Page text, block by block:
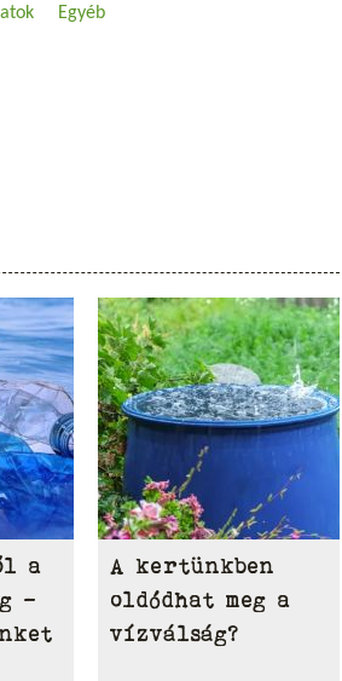
Egyéb
a
–
A kertünkben
oldódhat meg a
vízválság?